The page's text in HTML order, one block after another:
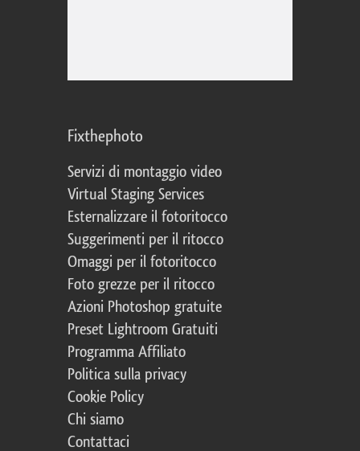
Fixthephoto
Servizi di montaggio video
Virtual Staging Services
Esternalizzare il fotoritocco
Suggerimenti per il ritocco
Omaggi per il fotoritocco
Foto grezze per il ritocco
Azioni Photoshop gratuite
Preset Lightroom Gratuiti
Programma Affiliato
Politica sulla privacy
Cookie Policy
Chi siamo
Contattaci